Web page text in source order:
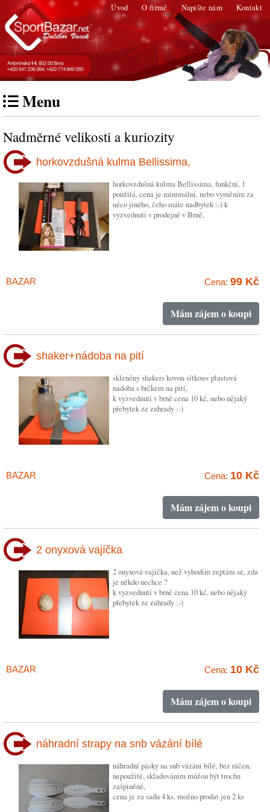
Úvod O firmě Napište nám Kontakt
Menu
Nadměrné velikosti a kuriozity
horkovzdušná kulma Bellissima,
horkovzdušná kulma Bellissima, funkční, 1
použitá, cena je minimální, nebo vyměním za
něco jiného, čeho máte nadbytek :-) k
vyzvednutí v prodejně v Brně,
BAZAR Cena: 99 Kč
Mám zájem o koupi
shaker+nádoba na pití
skleněný shakers kovou sítkou+ plastová
nádoba s brčkem na pití,
k vyzvednutí v brně cena 10 kč, nebo nějaký
přebytek ze zahrady :-)
BAZAR Cena: 10 Kč
Mám zájem o koupi
2 onyxová vajíčka
2 onyxová vajíčka, než vyhodím zeptám se, zda
je někdo nechce ?
k vyzvednutí v brně cena 10 kč, nebo nějaký
přebytek ze zahrady :-)
BAZAR Cena: 10 Kč
Mám zájem o koupi
náhradní strapy na snb vázání bílé
náhradní pásky na snb vázání bílé, bez ráčen,
nepoužité, skladováním můžou být trochu
zašpiněné,
cena je za sadu 4 ks, možno prodat jen 2 ks